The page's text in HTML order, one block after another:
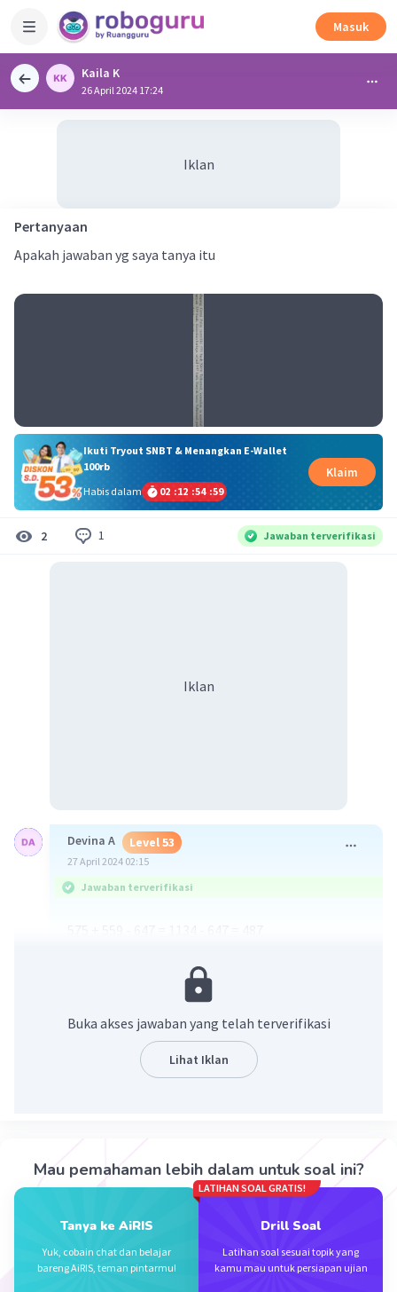
Masuk
Kaila K
26 April 2024 17:24
Iklan
Pertanyaan
Apakah jawaban yg saya tanya itu
Ikuti Tryout SNBT & Menangkan E-Wallet
100rb
Habis dalam
02 :12 :54 :59
Klaim
2 1 Jawaban terverifikasi
Iklan
Devina A Level 53
27 April 2024 02:15
Jawaban terverifikasi
Buka akses jawaban yang telah terverifikasi
Lihat Iklan
Mau pemahaman lebih dalam untuk soal ini?
Tanya ke AiRIS
Yuk, cobain chat dan belajar
bareng AiRIS, teman pintarmu!
LATIHAN SOAL GRATIS!
Drill Soal
Latihan soal sesuai topik yang
kamu mau untuk persiapan ujian